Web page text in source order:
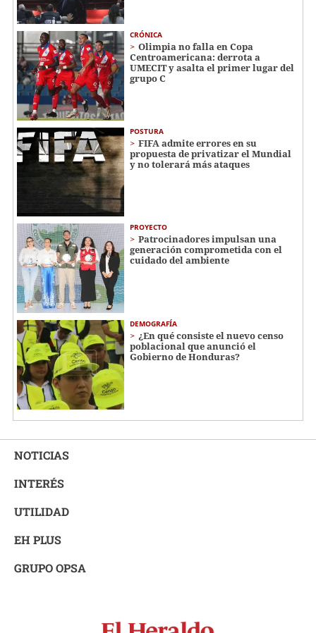
CRÓNICA
Olimpia no falla en Copa
Centroamericana: derrota a
UMECIT y asalta el primer lugar del
grupo C
POSTURA
FIFA admite errores en su
propuesta de privatizar el Mundial
y no tolerará más ataques
PROYECTO
Patrocinadores impulsan una
generación comprometida con el
cuidado del ambiente
DEMOGRAFÍA
¿En qué consiste el nuevo censo
poblacional que anunció el
Gobierno de Honduras?
NOTICIAS
INTERÉS
UTILIDAD
EH PLUS
GRUPO OPSA